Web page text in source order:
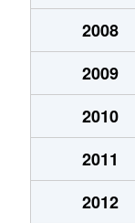
清里町
康生通
2008
2009
2010
2011
2012